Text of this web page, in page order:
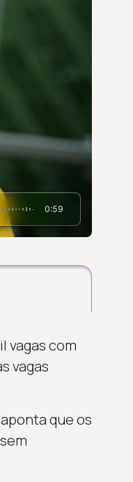
0:59
vagas com
vagas
que os